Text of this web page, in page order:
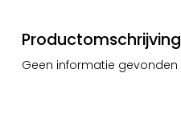
Productomschrijving
Geen informatie gevonden